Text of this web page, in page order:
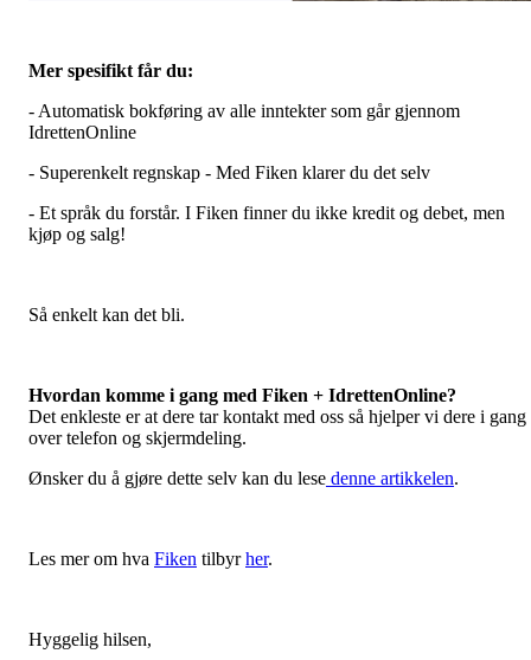
Mer spesifikt får du:
- Automatisk bokføring av alle inntekter som går gjennom
IdrettenOnline
- Superenkelt regnskap - Med Fiken klarer du det selv
- Et språk du forstår. I Fiken finner du ikke kredit og debet, men
kjøp og salg!
Så enkelt kan det bli.
Hvordan komme i gang med Fiken + IdrettenOnline?
Det enkleste er at dere tar kontakt med oss så hjelper vi dere i gang
over telefon og skjermdeling.
Ønsker du å gjøre dette selv kan du lese denne artikkelen.
Les mer om hva Fiken tilbyrher.
Hyggelig hilsen,